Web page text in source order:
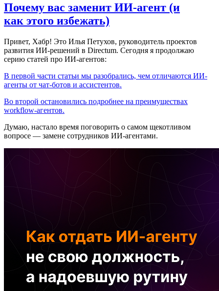
Почему вас заменит ИИ‑агент (и
как этого избежать)
Привет, Хабр! Это Илья Петухов, руководитель проектов
развития ИИ-решений в Directum. Сегодня я продолжаю
серию статей про ИИ-агентов:
В первой части статьи мы разобрались, чем отличаются ИИ-
агенты от чат-ботов и ассистентов.
Во второй остановились подробнее на преимуществах
workflow-агентов.
Думаю, настало время поговорить о самом щекотливом
вопросе — замене сотрудников ИИ-агентами.